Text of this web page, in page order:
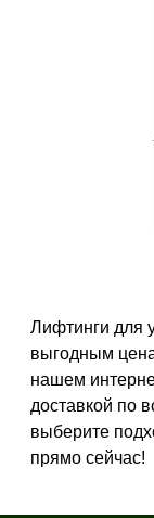
Время
Для женщин
Процедура
Демакияж
Лифтинги для
выгодным
нашем
доставкой по
выберите
прямо сейчас!